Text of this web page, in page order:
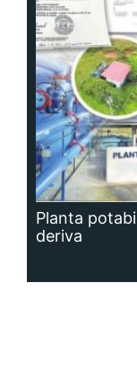
Planta
deriva